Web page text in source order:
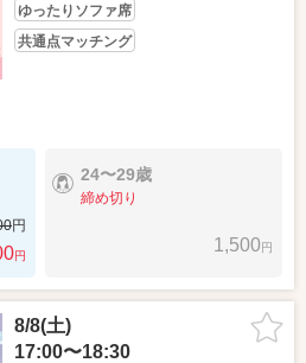
ゆったりソファ席
共通点マッチング
円
円
24〜29歳
締め切り
1,500円
8/8(土)
17:00〜18:30